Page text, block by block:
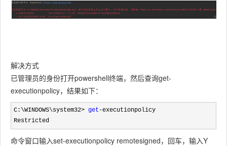
解决方式
已管理员的身份打开powershell终端，然后查询get-
executionpolicy，结果如下：
C:\WINDOWS\system32> get -executionpolicy
Restricted
命令窗口输入set-executionpolicy remotesigned，回车，输入Y